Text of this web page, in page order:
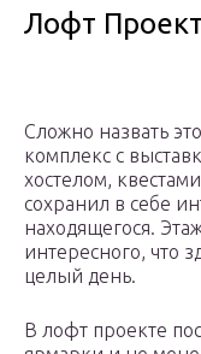
Лофт
Сложно назвать
комплекс с
хостелом,
сохранил в себе
находящегося.
интересного, что
целый день.
В лофт проекте